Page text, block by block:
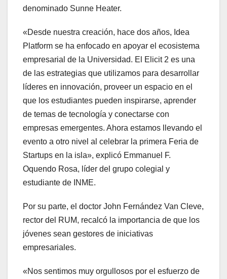
denominado Sunne Heater.
«Desde nuestra creación, hace dos años, Idea
Platform se ha enfocado en apoyar el ecosistema
empresarial de la Universidad. El Elicit 2 es una
de las estrategias que utilizamos para desarrollar
líderes en innovación, proveer un espacio en el
que los estudiantes pueden inspirarse, aprender
de temas de tecnología y conectarse con
empresas emergentes. Ahora estamos llevando el
evento a otro nivel al celebrar la primera Feria de
Startups en la isla», explicó Emmanuel F.
Oquendo Rosa, líder del grupo colegial y
estudiante de INME.
Por su parte, el doctor John Fernández Van Cleve,
rector del RUM, recalcó la importancia de que los
jóvenes sean gestores de iniciativas
empresariales.
«Nos sentimos muy orgullosos por el esfuerzo de